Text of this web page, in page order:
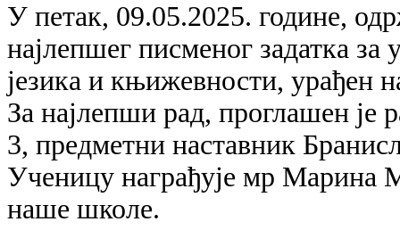
У петак, 09.05.2025. године,
најлепшег писменог задатка за
језика и књижевности, урађен
За најлепши рад, проглашен
3, предметни наставник
Ученицу награђује мр Марина
наше школе.